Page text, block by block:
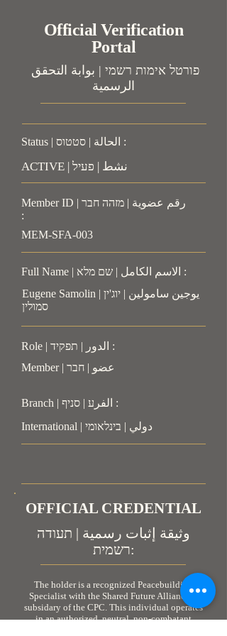
Official Verification
Portal
الرسمية
Status | الحالة | סטטוס :
ACTIVE | نشط | פעיל
Member ID | رقم عضوية | מזהה חבר
:
MEM-SFA-003
Full Name | الاسم الكامل | שם מלא :
Eugene Samolin | يوجين سامولين | יוג'ין
סמולין
Role | الدور | תפקיד :
Member | عضو | חבר
Branch | الفرע | סניף :
International | دولي | בינלאומי
OFFICIAL CREDENTIAL
وثيقة إثبات رسمية | תעודה
רשמית:
The holder is a recognized Peacebuilding
Specialist with the Shared Future Alliance, a
subsidary of the CPC. This individual operates
in an authorized, neutral, non-combatant